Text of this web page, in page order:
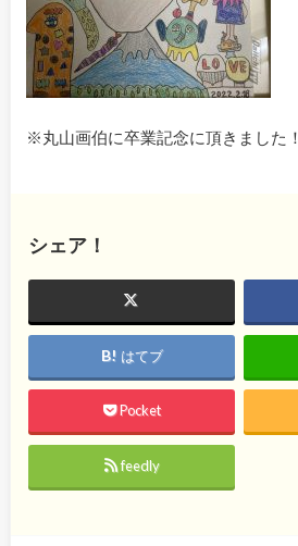
※丸山画伯に卒業記念に頂きました！
シェア！
はてブ
Pocket
feedly